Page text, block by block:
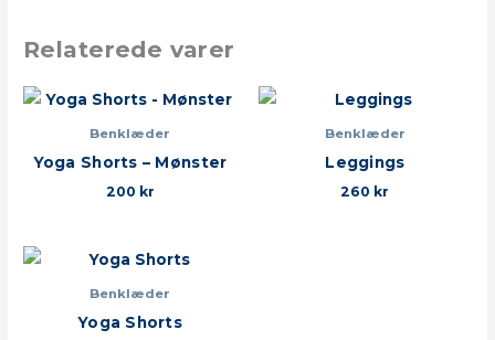
Relaterede varer
Benklæder
Yoga Shorts – Mønster
200 kr
Benklæder
Leggings
260 kr
Benklæder
Yoga Shorts